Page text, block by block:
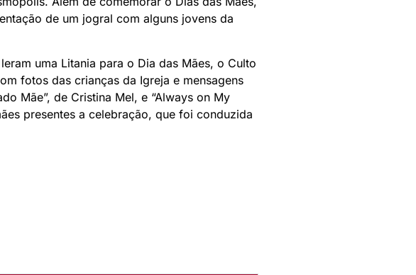
de um jogral com alguns jovens da
uma Litania para o Dia das Mães, o Culto
fotos das crianças da Igreja e mensagens
Mãe”, de Cristina Mel, e “Always on My
presentes a celebração, que foi conduzida